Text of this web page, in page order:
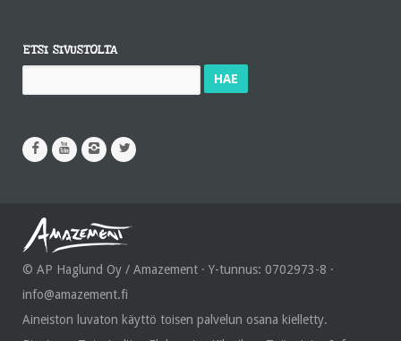
ETSI SIVUSTOLTA
© AP Haglund Oy / Amazement · Y-tunnus: 0702973-8 ·
info@amazement.fi
Aineiston luvaton käyttö toisen palvelun osana kielletty.